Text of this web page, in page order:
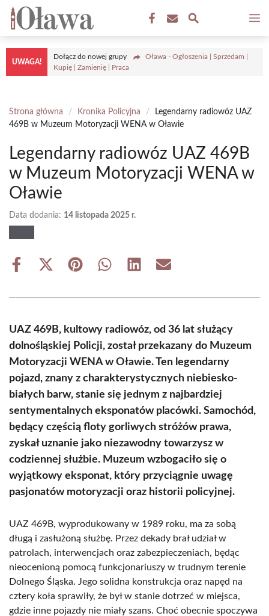
Przejdź
treści
UWAGA!
Dołącz do nowej grupy
Oława - Ogłoszenia | Sprzedam |
Kupię | Zamienię | Praca
Strona główna / Kronika Policyjna /
Legendarny radiowóz UAZ
469B w Muzeum Motoryzacji WENA w Oławie
Legendarny radiowóz UAZ 469B
w Muzeum Motoryzacji WENA w
Oławie
Data dodania: 14 listopada 2025 r.
Share
Share
(Twitter)
Share Share Share Share
UAZ 469B, kultowy radiowóz, od 36 lat służący
dolnośląskiej Policji, został przekazany do Muzeum
Motoryzacji WENA w Oławie. Ten legendarny
pojazd, znany z charakterystycznych niebiesko-
białych barw, stanie się jednym z najbardziej
sentymentalnych eksponatów placówki. Samochód,
będący częścią floty gorliwych stróżów prawa,
zyskał uznanie jako niezawodny towarzysz w
codziennej służbie. Muzeum wzbogaciło się o
wyjątkowy eksponat, który przyciągnie uwagę
pasjonatów motoryzacji oraz historii policyjnej.
UAZ 469B, wyprodukowany w 1989 roku, ma za sobą
długą i zasłużoną służbę. Przez dekady brał udział w
patrolach, interwencjach oraz zabezpieczeniach, będąc
nieocenioną pomocą funkcjonariuszy w trudnym terenie
Dolnego Śląska. Jego solidna konstrukcja oraz napęd na
cztery koła sprawiły, że był w stanie dotrzeć w miejsca,
gdzie inne pojazdy nie miały szans. Choć obecnie spoczywa